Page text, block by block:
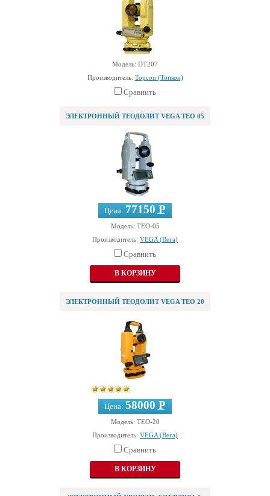
Модель: DT207
Производитель: Topcon (Топкон)
Сравнить
ЭЛЕКТРОННЫЙ ТЕОДОЛИТ VEGA TEO 05
Цена: 77150 Р
—
Модель: TEO-05
Производитель: VEGA (Вега)
Сравнить
ЭЛЕКТРОННЫЙ ТЕОДОЛИТ VEGA TEO 20
Цена: 58000 Р
—
Модель: TEO-20
Производитель: VEGA (Вега)
Сравнить